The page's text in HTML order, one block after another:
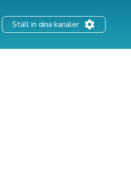
Ställ in dina kanaler